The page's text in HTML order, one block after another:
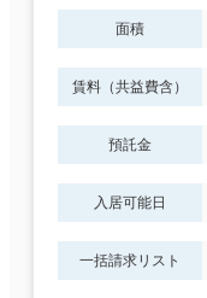
面積
賃料（共益費含）
預託金
入居可能日
一括請求リスト